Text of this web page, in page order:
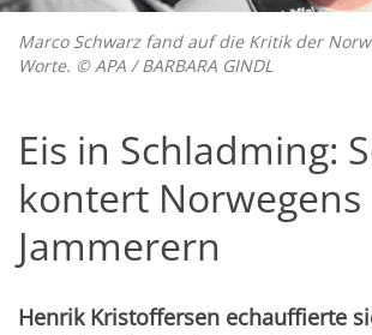
Marco Schwarz fand auf die Kritik der
Worte. © APA / BARBARA GINDL
Eis in Schladming:
kontert Norwegens
Jammerern
Henrik Kristoffersen echauffierte